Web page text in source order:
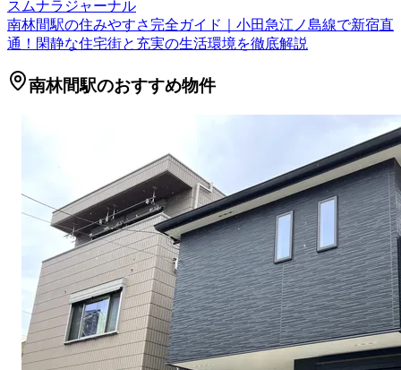
スムナラジャーナル
南林間駅の住みやすさ完全ガイド｜小田急江ノ島線で新宿直
通！閑静な住宅街と充実の生活環境を徹底解説
南林間駅のおすすめ物件